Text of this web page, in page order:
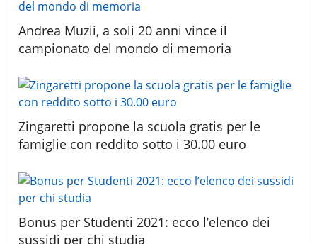
Andrea Muzii, a soli 20 anni vince il
campionato del mondo di memoria
Zingaretti propone la scuola gratis per le
famiglie con reddito sotto i 30.00 euro
Bonus per Studenti 2021: ecco l’elenco dei
sussidi per chi studia